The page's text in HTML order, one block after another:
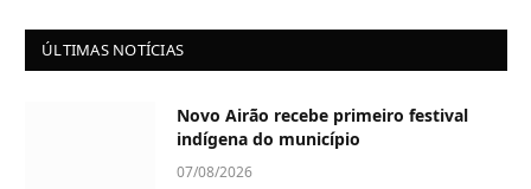
ÚLTIMAS NOTÍCIAS
Novo Airão recebe primeiro festival
indígena do município
07/08/2026